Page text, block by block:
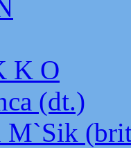
K O
(dt.)
M`Sik